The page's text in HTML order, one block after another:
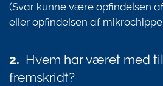
(Svar kunne være opfindelsen
eller opfindelsen af
2. Hvem har været med
fremskridt?